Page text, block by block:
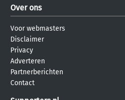
Over ons
Voor webmasters
Disclaimer
Privacy
Adverteren
Partnerberichten
Contact